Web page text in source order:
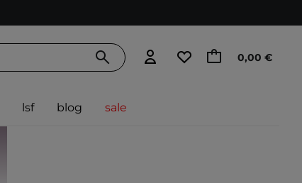
0,00 €
lsf blog sale